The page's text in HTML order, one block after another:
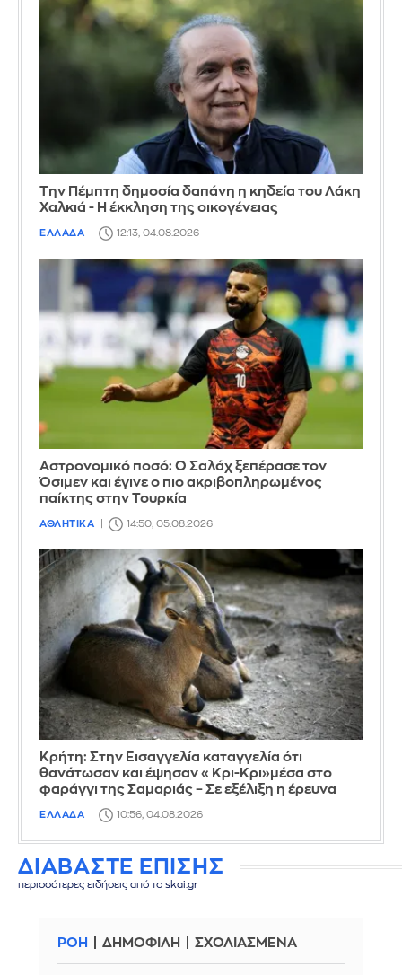
Την Πέμπτη δημοσία δαπάνη η κηδεία του Λάκη
Χαλκιά - Η έκκληση της οικογένειας
ΕΛΛΑΔΑ 12:13, 04.08.2026
Αστρονομικό ποσό: Ο Σαλάχ ξεπέρασε τον
Όσιμεν και έγινε ο πιο ακριβοπληρωμένος
παίκτης στην Τουρκία
ΑΘΛΗΤΙΚΑ 14:50, 05.08.2026
Κρήτη: Στην Εισαγγελία καταγγελία ότι
θανάτωσαν και έψησαν «Κρι-Κρι»μέσα στο
φαράγγι της Σαμαριάς – Σε εξέλιξη η έρευνα
ΕΛΛΑΔΑ 10:56, 04.08.2026
ΔΙΑΒΑΣΤΕ ΕΠΙΣΗΣ
περισσότερες ειδήσεις από το skai.gr
ΡΟΗ ΔΗΜΟΦΙΛΗ ΣΧΟΛΙΑΣΜΕΝΑ